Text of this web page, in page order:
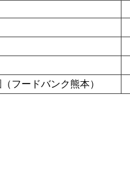
フードバンク熊本）